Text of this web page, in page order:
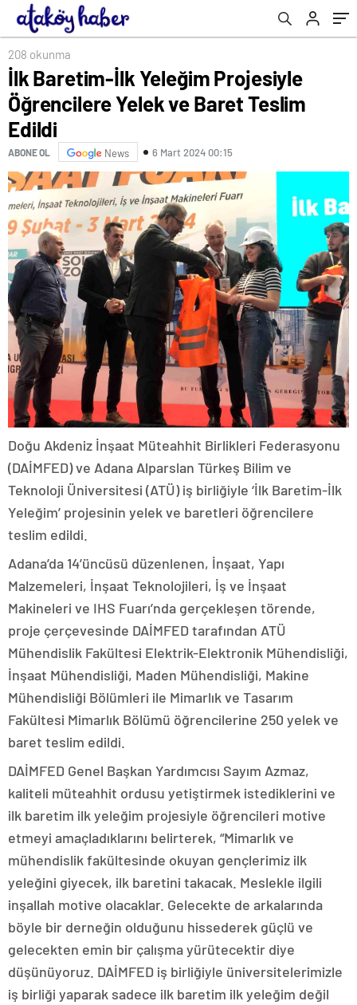
208 okunma
İlk Baretim-İlk Yeleğim Projesiyle
Öğrencilere Yelek ve Baret Teslim
Edildi
ABONE OL News 6 Mart 2024 00:15
Doğu Akdeniz İnşaat Müteahhit Birlikleri Federasyonu
(DAİMFED) ve Adana Alparslan Türkeş Bilim ve
Teknoloji Üniversitesi (ATÜ) iş birliğiyle ‘İlk Baretim-İlk
Yeleğim’ projesinin yelek ve baretleri öğrencilere
teslim edildi.
Adana’da 14’üncüsü düzenlenen, İnşaat, Yapı
Malzemeleri, İnşaat Teknolojileri, İş ve İnşaat
Makineleri ve IHS Fuarı’nda gerçekleşen törende,
proje çerçevesinde DAİMFED tarafından ATÜ
Mühendislik Fakültesi Elektrik-Elektronik Mühendisliği,
İnşaat Mühendisliği, Maden Mühendisliği, Makine
Mühendisliği Bölümleri ile Mimarlık ve Tasarım
Fakültesi Mimarlık Bölümü öğrencilerine 250 yelek ve
baret teslim edildi.
DAİMFED Genel Başkan Yardımcısı Sayım Azmaz,
kaliteli müteahhit ordusu yetiştirmek istediklerini ve
ilk baretim ilk yeleğim projesiyle öğrencileri motive
etmeyi amaçladıklarını belirterek, “Mimarlık ve
mühendislik fakültesinde okuyan gençlerimiz ilk
yeleğini giyecek, ilk baretini takacak. Meslekle ilgili
inşallah motive olacaklar. Gelecekte de arkalarında
böyle bir derneğin olduğunu hissederek güçlü ve
gelecekten emin bir çalışma yürütecektir diye
düşünüyoruz. DAİMFED iş birliğiyle üniversitelerimizle
iş birliği yaparak sadece ilk baretim ilk yeleğim değil